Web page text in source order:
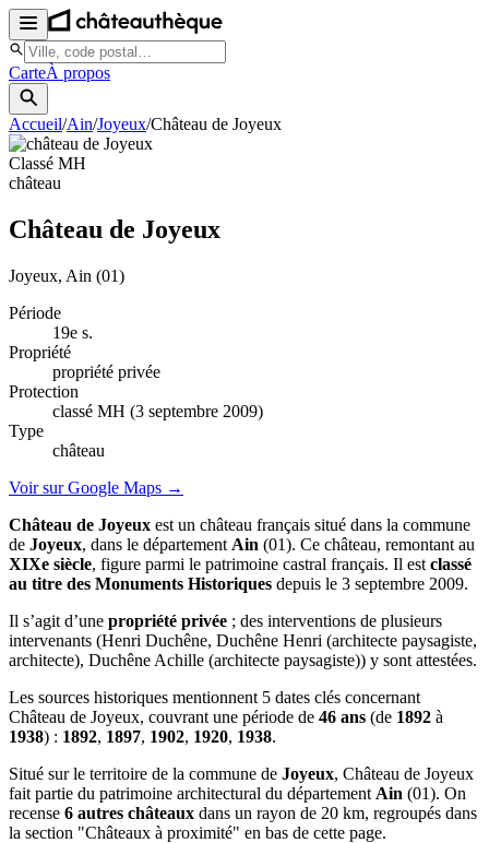
CarteÀ propos
Accueil/Ain/Joyeux/Château de Joyeux
Classé MH
château
Château de Joyeux
Joyeux, Ain (01)
Période
19e s.
Propriété
propriété privée
Protection
classé MH (3 septembre 2009)
Type
château
Voir sur Google Maps →
Château de Joyeux est un château français situé dans la commune
de Joyeux, dans le département Ain (01). Ce château, remontant au
XIXe siècle, figure parmi le patrimoine castral français. Il est classé
au titre des Monuments Historiques depuis le 3 septembre 2009.
Il s’agit d’une propriété privée ; des interventions de plusieurs
intervenants (Henri Duchêne, Duchêne Henri (architecte paysagiste,
architecte), Duchêne Achille (architecte paysagiste)) y sont attestées.
Les sources historiques mentionnent 5 dates clés concernant
Château de Joyeux, couvrant une période de 46 ans (de 1892 à
1938) : 1892, 1897, 1902, 1920, 1938.
Situé sur le territoire de la commune de Joyeux, Château de Joyeux
fait partie du patrimoine architectural du département Ain (01). On
recense 6 autres châteaux dans un rayon de 20 km, regroupés dans
la section "Châteaux à proximité" en bas de cette page.